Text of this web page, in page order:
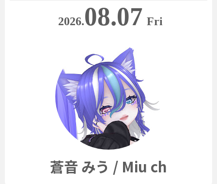
2026.08.07 Fri
蒼音 みう / Miu ch